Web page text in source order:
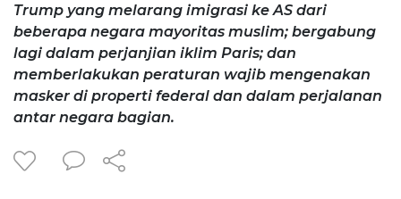
Trump yang melarang imigrasi ke AS dari
beberapa negara mayoritas muslim; bergabung
lagi dalam perjanjian iklim Paris; dan
memberlakukan peraturan wajib mengenakan
masker di properti federal dan dalam perjalanan
antar negara bagian.